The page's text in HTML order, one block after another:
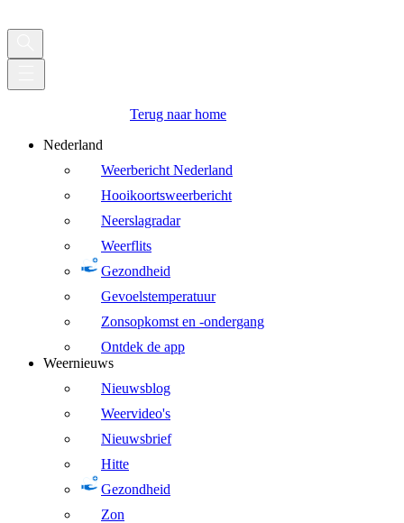
Terug naar home
Nederland
Weerbericht Nederland
Hooikoortsweerbericht
Neerslagradar
Weerflits
Gezondheid
Gevoelstemperatuur
Zonsopkomst en -ondergang
Ontdek de app
Weernieuws
Nieuwsblog
Weervideo's
Nieuwsbrief
Hitte
Gezondheid
Zon